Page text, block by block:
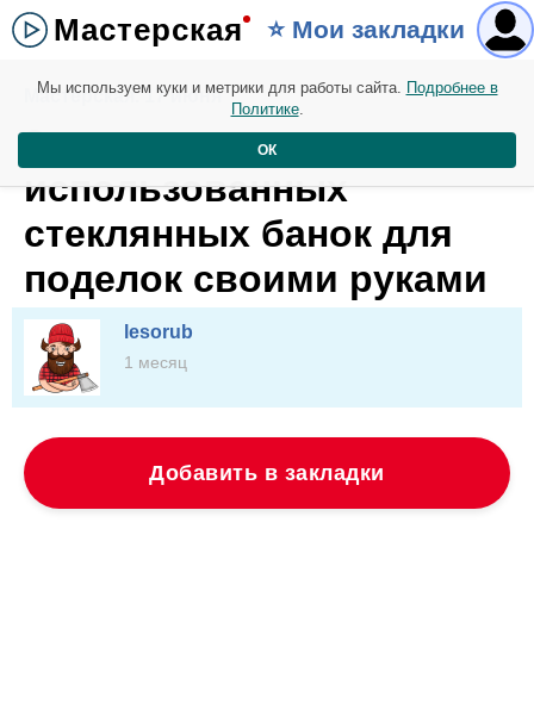
Мастерская ⭐️ Мои закладки
Мастерская. 17 июня
2 разные идеи из
использованных
стеклянных банок для
поделок своими руками
lesorub
1 месяц
Добавить в закладки
Мы используем куки и метрики для работы сайта. Подробнее в
Политике.
ОК